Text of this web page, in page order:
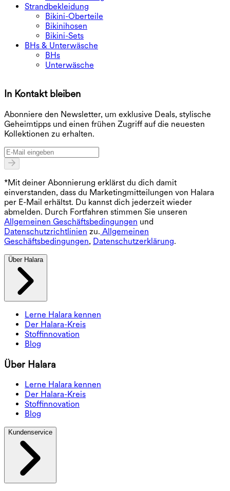
Strandbekleidung
Bikini-Oberteile
Bikinihosen
Bikini-Sets
BHs & Unterwäsche
BHs
Unterwäsche
In Kontakt bleiben
Abonniere den Newsletter, um exklusive Deals, stylische
Geheimtipps und einen frühen Zugriff auf die neuesten
Kollektionen zu erhalten.
*Mit deiner Abonnierung erklärst du dich damit
einverstanden, dass du Marketingmitteilungen von Halara
per E-Mail erhältst. Du kannst dich jederzeit wieder
abmelden. Durch Fortfahren stimmen Sie unseren
Allgemeinen Geschäftsbedingungen und
Datenschutzrichtlinien zu. Allgemeinen
Geschäftsbedingungen, Datenschutzerklärung.
Über Halara
Lerne Halara kennen
Der Halara-Kreis
Stoffinnovation
Blog
Über Halara
Lerne Halara kennen
Der Halara-Kreis
Stoffinnovation
Blog
Kundenservice